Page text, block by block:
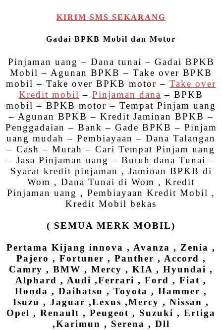
KIRIM SMS SEKARANG
Gadai BPKB Mobil dan Motor
Pinjaman uang – Dana tunai – Gadai BPKB
Mobil – Agunan BPKB – Take over BPKB
mobil – Take over BPKB motor – Take over
Kredit mobil – Pinjaman dana – BPKB
mobil – BPKB motor – Tempat Pinjam uang
– Agunan BPKB – Kredit Jaminan BPKB –
Penggadaian – Bank – Gade BPKB – Pinjam
uang mudah – Pembiayaan – Dana Talangan
– Cash – Murah – Cari Tempat Pinjam uang
– Jasa Pinjaman uang – Butuh dana Tunai –
Syarat kredit pinjaman , Jaminan BPKB di
Wom , Dana Tunai di Wom , Kredit
Pinjaman uang , Pembiayaan Kredit Mobil ,
Kredit Mobil bekas
( SEMUA MERK MOBIL)
Pertama Kijang innova , Avanza , Zenia ,
Pajero , Fortuner , Panther , Accord ,
Camry , BMW , Mercy , KIA , Hyundai ,
Alphard , Audi ,Ferrari , Ford , Fiat ,
Honda , Daihatsu , Toyota , Hammer ,
Isuzu , Jaguar ,Lexus ,Mercy , Nissan ,
Opel , Renault , Peugeot , Suzuki , Ertiga
,Karimun , Serena , Dll